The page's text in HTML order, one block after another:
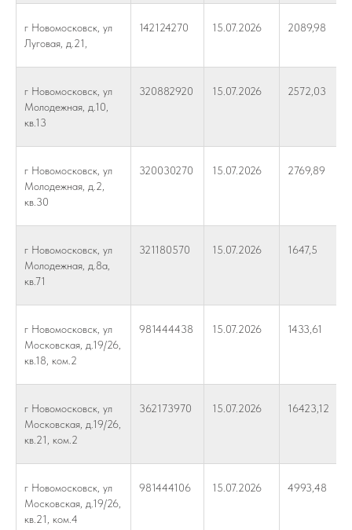
г Новомосковск, ул
Луговая, д.21,
142124270 15.07.2026 2089,98
г Новомосковск, ул
Молодежная, д.10,
кв.13
320882920 15.07.2026 2572,03
г Новомосковск, ул
Молодежная, д.2,
кв.30
320030270 15.07.2026 2769,89
г Новомосковск, ул
Молодежная, д.8а,
кв.71
321180570 15.07.2026 1647,5
г Новомосковск, ул
Московская, д.19/26,
кв.18, ком.2
981444438 15.07.2026 1433,61
г Новомосковск, ул
Московская, д.19/26,
кв.21, ком.2
362173970 15.07.2026 16423,12
г Новомосковск, ул
Московская, д.19/26,
кв.21, ком.4
981444106 15.07.2026 4993,48